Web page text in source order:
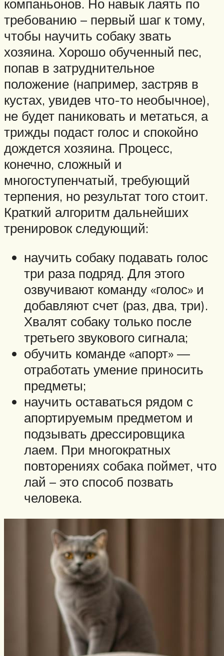
компаньонов. Но навык лаять по
требованию – первый шаг к тому,
чтобы научить собаку звать
хозяина. Хорошо обученный пес,
попав в затруднительное
положение (например, застряв в
кустах, увидев что-то необычное),
не будет паниковать и метаться, а
трижды подаст голос и спокойно
дождется хозяина. Процесс,
конечно, сложный и
многоступенчатый, требующий
терпения, но результат того стоит.
Краткий алгоритм дальнейших
тренировок следующий:
научить собаку подавать голос
три раза подряд. Для этого
озвучивают команду «голос» и
добавляют счет (раз, два, три).
Хвалят собаку только после
третьего звукового сигнала;
обучить команде «апорт» —
отработать умение приносить
предметы;
научить оставаться рядом с
апортируемым предметом и
подзывать дрессировщика
лаем. При многократных
повторениях собака поймет, что
лай – это способ позвать
человека.